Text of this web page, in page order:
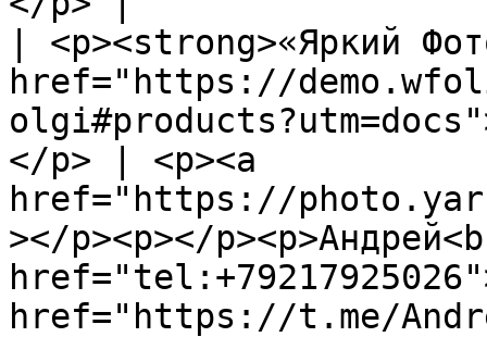
| <p><strong>«Яркий
href="https://
</p> | <p><a
href="https://
></p><p></
href="https://t.me/